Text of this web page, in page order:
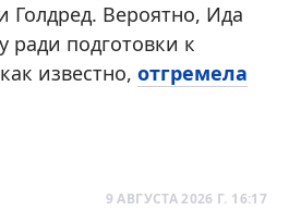
Голдред. Вероятно, Ида
ради подготовки к
известно, отгремела
9 АВГУСТА 2026 Г. 16:17